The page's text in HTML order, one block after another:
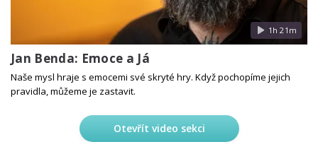
1h 21m
Jan Benda: Emoce a Já
Naše mysl hraje s emocemi své skryté hry. Když pochopíme jejich
pravidla, můžeme je zastavit.
Otevřít video sekci